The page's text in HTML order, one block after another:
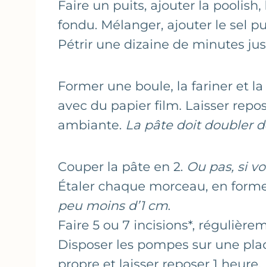
Faire un puits, ajouter la poolish,
fondu. Mélanger, ajouter le sel
Pétrir une dizaine de minutes
Former une boule, la fariner et
avec du papier film. Laisser
ambiante. La pâte doit doubler
Couper la pâte en 2. Ou pas, si
Étaler chaque morceau, en
peu moins d’1 cm.
Faire 5 ou 7 incisions*,
Disposer les pompes sur une